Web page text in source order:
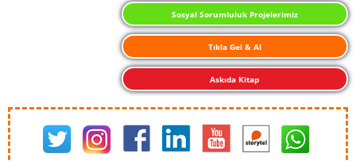
Sosyal Sorumluluk Projelerimiz
Tıkla Gel & Al
Askıda Kitap